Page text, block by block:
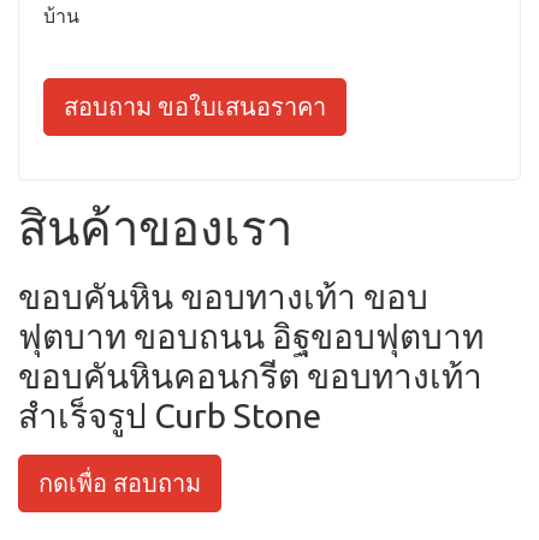
บ้าน
สอบถาม ขอใบเสนอราคา
สินค้าของเรา
ขอบคันหิน ขอบทางเท้า ขอบ
ฟุตบาท ขอบถนน อิฐขอบฟุตบาท
ขอบคันหินคอนกรีต ขอบทางเท้า
สำเร็จรูป Curb Stone
กดเพื่อ สอบถาม